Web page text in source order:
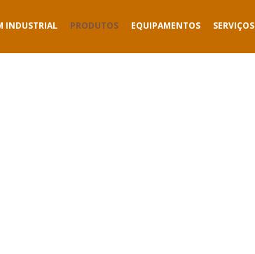
INDUSTRIAL PRODUTOS EQUIPAMENTOS SERVIÇOS